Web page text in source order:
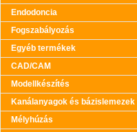
Endodoncia
Fogszabályozás
Egyéb termékek
CAD/CAM
Modellkészítés
Kanálanyagok és bázislemezek
Mélyhúzás